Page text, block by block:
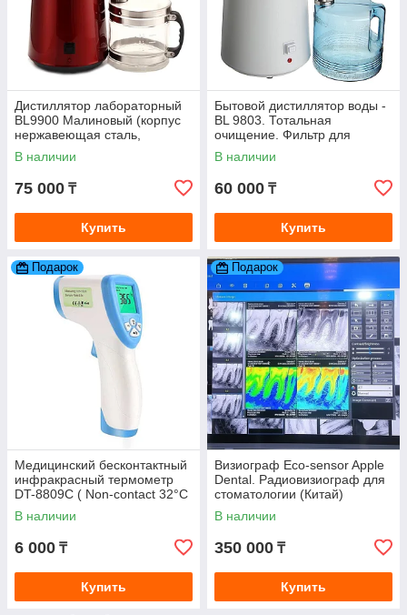
Дистиллятор лабораторный
BL9900 Малиновый (корпус
нержавеющая сталь,
стеклянная ёмкость)
В наличии
75 000 ₸
Купить
Бытовой дистиллятор воды -
BL 9803. Тотальная
очищение. Фильтр для
очистки воды
В наличии
60 000 ₸
Купить
Подарок
Медицинский бесконтактный
инфракрасный термометр
DT-8809С ( Non-contact 32°C
~ 42,5°C )
В наличии
6 000 ₸
Купить
Подарок
Визиограф Eco-sensor Apple
Dental. Радиовизиограф для
стоматологии (Китай)
В наличии
350 000 ₸
Купить